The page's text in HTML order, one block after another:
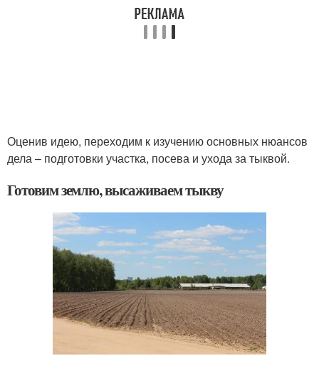
Оценив идею, переходим к изучению основных нюансов
дела – подготовки участка, посева и ухода за тыквой.
Готовим землю, высаживаем тыкву